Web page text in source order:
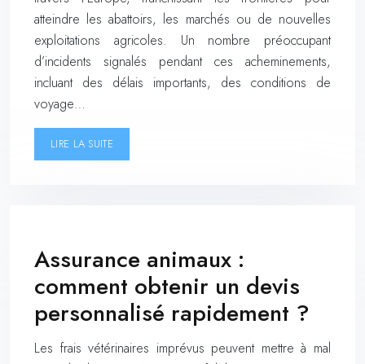
atteindre les abattoirs, les marchés ou de nouvelles
exploitations agricoles. Un nombre préoccupant
d’incidents signalés pendant ces acheminements,
incluant des délais importants, des conditions de
voyage…
LIRE LA SUITE
Assurance animaux :
comment obtenir un devis
personnalisé rapidement ?
Les frais vétérinaires imprévus peuvent mettre à mal